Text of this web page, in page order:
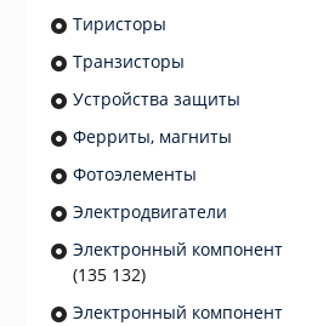
Тиристоры
Транзисторы
Устройства защиты
Ферриты, магниты
Фотоэлементы
Электродвигатели
Электронный компонент
(135 132)
Электронный компонент